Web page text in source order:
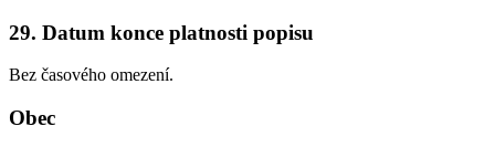
29. Datum konce platnosti popisu
Bez časového omezení.
Obec